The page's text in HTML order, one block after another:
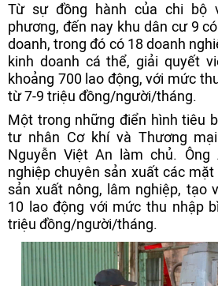
Từ sự đồng hành của chi bộ
phương, đến nay khu dân cư 9
doanh, trong đó có 18 doanh
kinh doanh cá thể, giải quyết
khoảng 700 lao động, với mức
từ 7-9 triệu đồng/người/tháng.
Một trong những điển hình tiêu
tư nhân Cơ khí và Thương
Nguyễn Việt An làm chủ. Ông
nghiệp chuyên sản xuất các
sản xuất nông, lâm nghiệp, tạo
10 lao động với mức thu nhập
triệu đồng/người/tháng.